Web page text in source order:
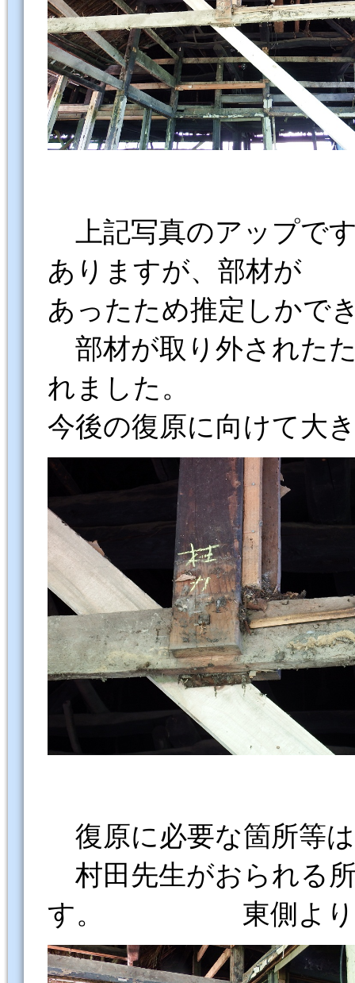
上記写真のアップで
ありますが、部材が
あったため推定しかで
部材が取り外された
れました。
今後の復原に向けて大
復原に必要な箇所等
村田先生がおられる
す。 東側より